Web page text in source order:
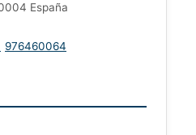
España
976460064